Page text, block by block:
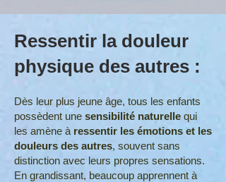
Ressentir la douleur
physique des autres :
Dès leur plus jeune âge, tous les enfants
possèdent une sensibilité naturelle qui
les amène à ressentir les émotions et les
douleurs des autres, souvent sans
distinction avec leurs propres sensations.
En grandissant, beaucoup apprennent à